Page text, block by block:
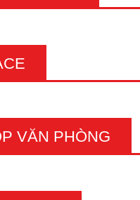
VĂN PHÒNG